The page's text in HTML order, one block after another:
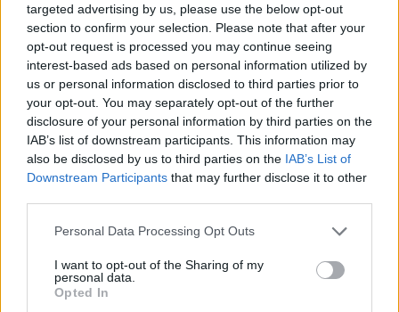
targeted advertising by us, please use the below opt-out
section to confirm your selection. Please note that after your
opt-out request is processed you may continue seeing
interest-based ads based on personal information utilized by
us or personal information disclosed to third parties prior to
your opt-out. You may separately opt-out of the further
disclosure of your personal information by third parties on the
IAB’s list of downstream participants. This information may
also be disclosed by us to third parties on the IAB’s List of
Downstream Participants that may further disclose it to other
Please note that this website/app uses one or more Google
not limited to your visit or usage behaviour. You may click to
grant or deny consent to Google and its third-party tags to
use your data for below specified purposes in below Google
Personal Data Processing Opt Outs
I want to opt-out of the Sharing of my
personal data.
Opted In
Francesca Lombardi, fiorentina, prese appunti
tecnici dal primo box di un circuito toscano e
da allora firma approfondimenti sui motori. In
redazione sostiene un approccio metodico
alle prove su pista, cura il format 'tecnica e
cronaca' e conserva i fogli di appunti del
debutto tecnico in autodromo.